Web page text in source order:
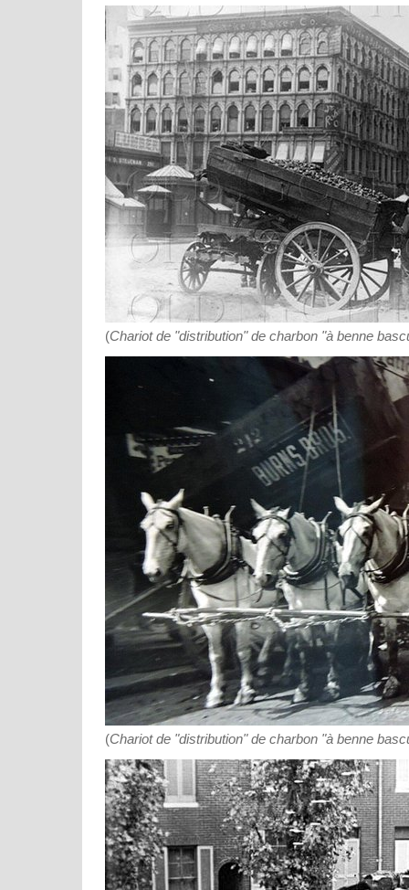
(Chariot de "distribution" de charbon "à benne
(Chariot de "distribution" de charbon "à benne